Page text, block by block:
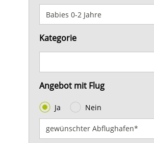
Kategorie
Angebot mit Flug
Ja Nein